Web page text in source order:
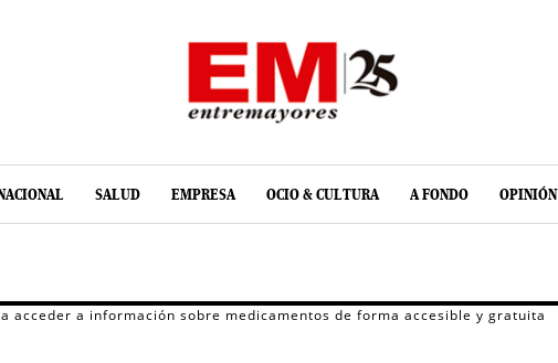
SALUD EMPRESA OCIO & CULTURA A FONDO OPINIÓN
acceder a información sobre medicamentos de forma accesible y gratuita